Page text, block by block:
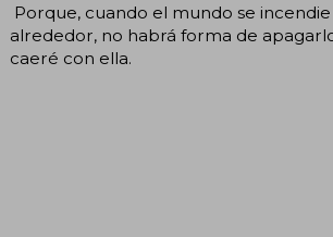
Porque, cuando el mundo se
alrededor, no habrá forma de
caeré con ella.